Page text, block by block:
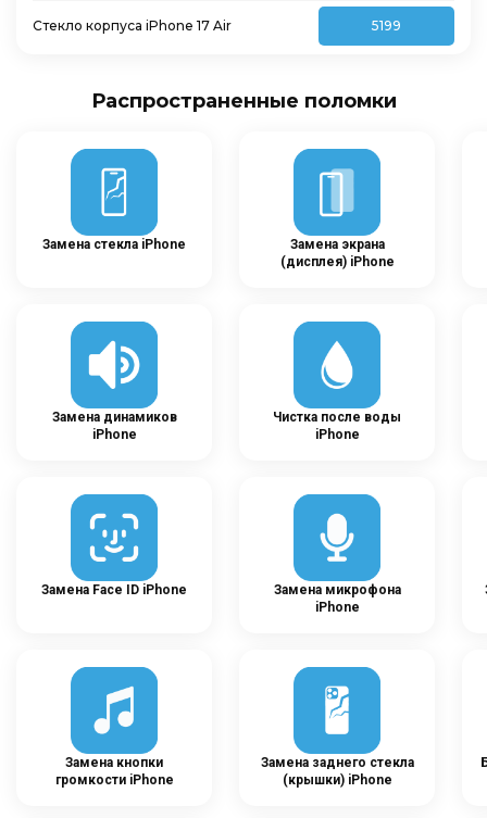
Стекло корпуса iPhone 17 Air 5199
Распространенные поломки
Замена стекла iPhone
Замена экрана
(дисплея) iPhone
Замена динамиков
iPhone
Чистка после воды
iPhone
Замена Face ID iPhone
Замена микрофона
iPhone
Замена кнопки
громкости iPhone
Замена заднего стекла
(крышки) iPhone